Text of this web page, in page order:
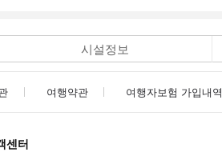
시설정보
여행약관 여행자보험 가입내역
센터